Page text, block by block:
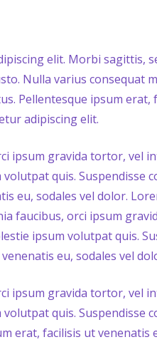
elit. Morbi sagittis,
Nulla varius consequat
Pellentesque ipsum erat,
adipiscing elit.
ipsum gravida tortor, vel
quis. Suspendisse
eu, sodales vel dolor.
faucibus, orci ipsum
ipsum volutpat quis.
eu, sodales vel
ipsum gravida tortor, vel
quis. Suspendisse
erat, facilisis ut venenatis